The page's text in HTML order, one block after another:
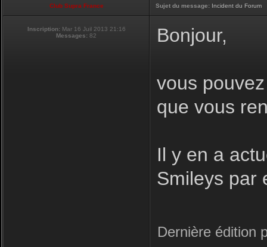
Club Supra France Sujet du message: Incident du Forum
Inscription: Mar 16 Juil 2013 21:16
Messages: 82 Bonjour,
vous
que vous
Il y en a
Smileys par
Dernière édition